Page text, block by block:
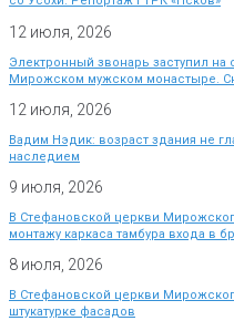
12 июля, 2026
Электронный звонарь заступил
Мирожском мужском монастыре.
12 июля, 2026
Вадим Нэдик: возраст здания не
наследием
9 июля, 2026
В Стефановской церкви
монтажу каркаса тамбура входа в
8 июля, 2026
В Стефановской церкви
штукатурке фасадов